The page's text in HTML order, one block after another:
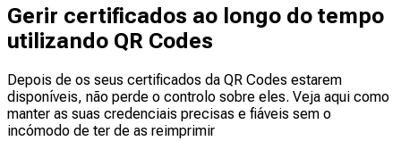
Gerir certificados ao longo do tempo
utilizando QR Codes
Depois de os seus certificados da QR Codes estarem
disponíveis, não perde o controlo sobre eles. Veja aqui como
manter as suas credenciais precisas e fiáveis sem o
incómodo de ter de as reimprimir